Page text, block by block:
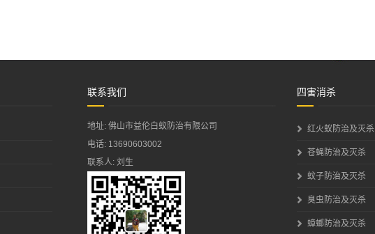
联系我们
地址: 佛山市益伦白蚁防治有限公司
电话: 13690603002
联系人: 刘生
四害消杀
红火蚁防治及灭杀
苍蝇防治及灭杀
蚊子防治及灭杀
臭虫防治及灭杀
蟑螂防治及灭杀